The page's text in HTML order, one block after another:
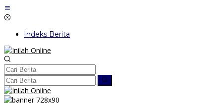
Lewati
ke
Indeks Berita